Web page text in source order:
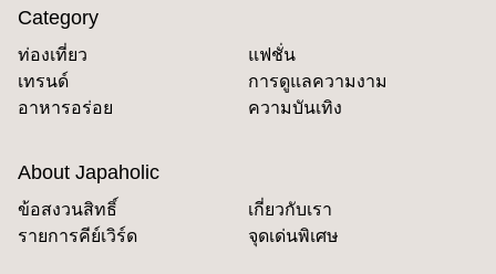
Category
ท่องเที่ยว
แฟชั่น
เทรนด์
การดูแลความงาม
อาหารอร่อย
ความบันเทิง
About Japaholic
ข้อสงวนสิทธิ์
เกี่ยวกับเรา
รายการคีย์เวิร์ด
จุดเด่นพิเศษ